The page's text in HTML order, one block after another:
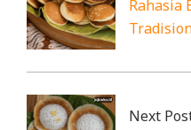
Rahasia
Next